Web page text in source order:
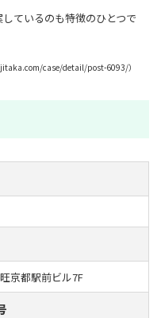
ているのも特徴のひとつで
case/detail/post-6093/）
京都駅前ビル7F